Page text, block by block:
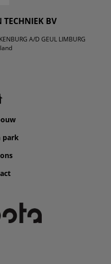
TECHNIEK BV
A/D GEUL LIMBURG
park